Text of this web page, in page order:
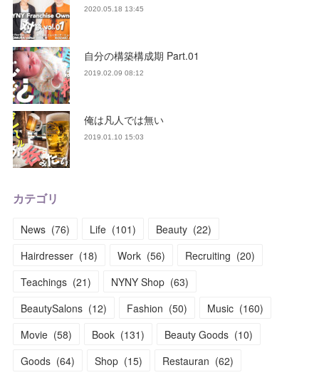
2020.05.18 13:45
自分の構築構成期 Part.01
2019.02.09 08:12
俺は凡人では無い
2019.01.10 15:03
カテゴリ
News (76) Life (101) Beauty (22)
Hairdresser (18) Work (56) Recruiting (20)
Teachings (21) NYNY Shop (63)
BeautySalons (12) Fashion (50) Music (160)
Movie (58) Book (131) Beauty Goods (10)
Goods (64) Shop (15) Restauran (62)